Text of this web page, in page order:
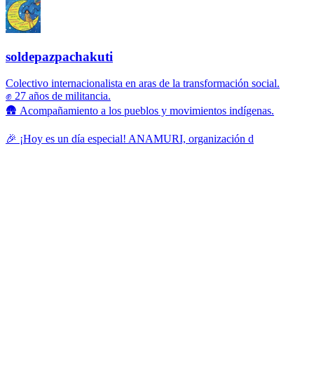
soldepazpachakuti
Colectivo internacionalista en aras de la transformación social.
✊ 27 años de militancia.
🛖 Acompañamiento a los pueblos y movimientos indígenas.
🎉 ¡Hoy es un día especial! ANAMURI, organización d